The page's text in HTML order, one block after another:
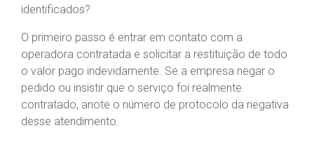
identificados?
O primeiro passo é entrar em contato com a
operadora contratada e solicitar a restituição de todo
o valor pago indevidamente. Se a empresa negar o
pedido ou insistir que o serviço foi realmente
contratado, anote o número de protocolo da negativa
desse atendimento.